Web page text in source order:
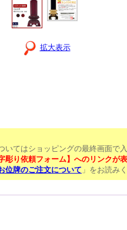
拡大表示
いてはショッピングの最終画面で
彫り依頼フォーム】へのリンクが
位牌のご注文について 」をお読み